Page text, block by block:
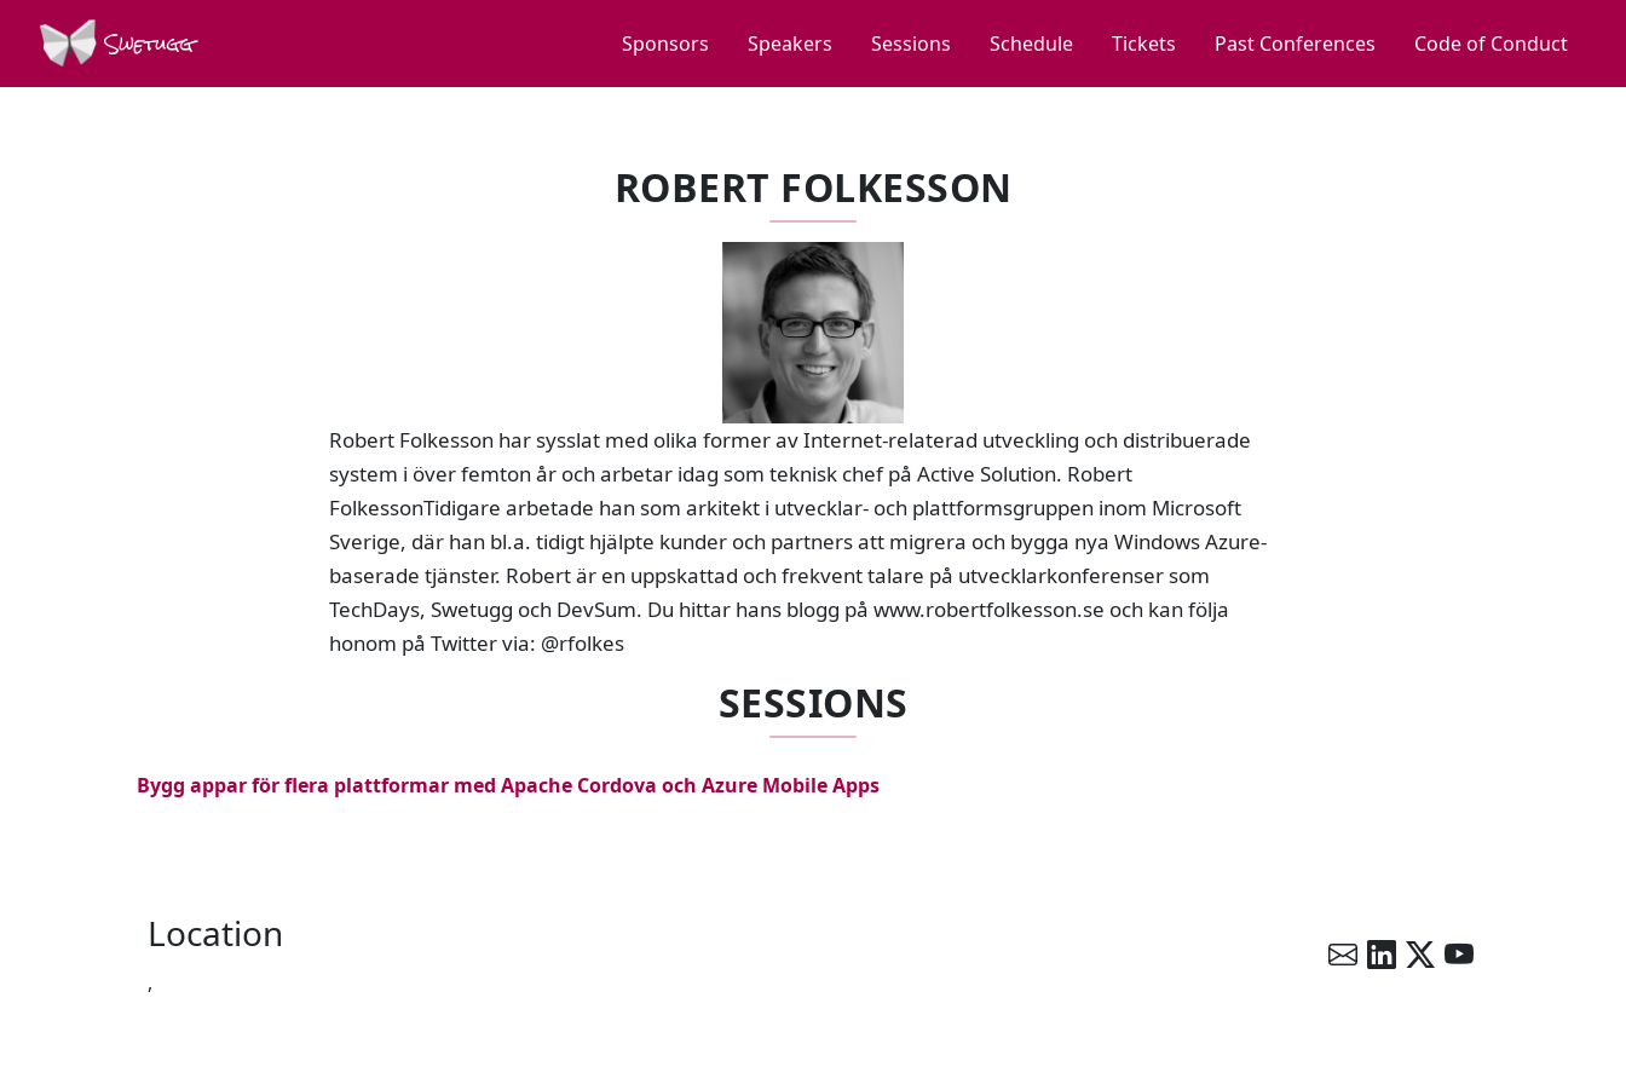
Swetugg Sponsors Speakers Sessions Schedule Tickets Past Conferences Code of Conduct
ROBERT FOLKESSON
Robert Folkesson har sysslat med olika former av Internet-relaterad utveckling och distribuerade
system i över femton år och arbetar idag som teknisk chef på Active Solution. Robert
FolkessonTidigare arbetade han som arkitekt i utvecklar- och plattformsgruppen inom Microsoft
Sverige, där han bl.a. tidigt hjälpte kunder och partners att migrera och bygga nya Windows Azure-
baserade tjänster. Robert är en uppskattad och frekvent talare på utvecklarkonferenser som
TechDays, Swetugg och DevSum. Du hittar hans blogg på www.robertfolkesson.se och kan följa
honom på Twitter via: @rfolkes
SESSIONS
Bygg appar för flera plattformar med Apache Cordova och Azure Mobile Apps
Location
,